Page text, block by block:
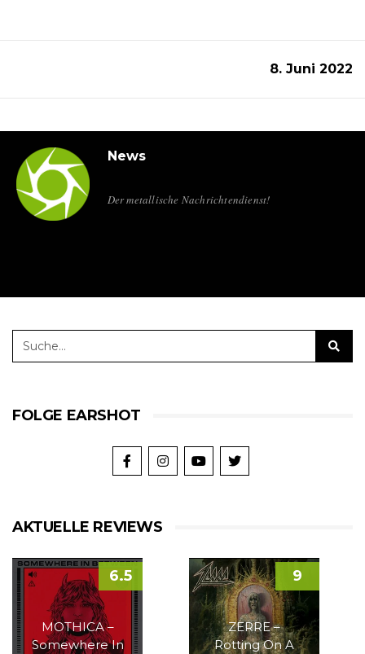
8. Juni 2022
News
Der metallische Nachrichtendienst!
FOLGE EARSHOT
AKTUELLE REVIEWS
MOTHICA –
Somewhere In
6.5
ZERRE –
Rotting On A
9